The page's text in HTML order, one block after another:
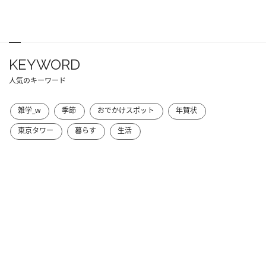
KEYWORD
人気のキーワード
雑学_w 季節 おでかけスポット
年賀状
東京タワー
暮らす 生活